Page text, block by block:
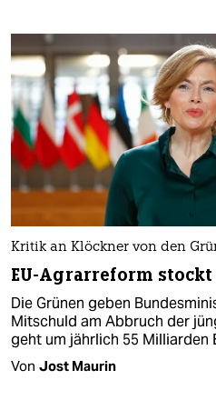
Kritik an Klöckner von den
EU-Agrarreform stockt
Die Grünen geben
Mitschuld am Abbruch der
geht um jährlich 55 Milliarden
Von Jost Maurin